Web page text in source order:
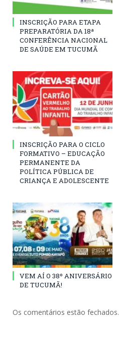
INSCRIÇÃO PARA ETAPA
PREPARATÓRIA DA 18ª
CONFERÊNCIA NACIONAL
DE SAÚDE EM TUCUMÃ
INSCRIÇÃO PARA O CICLO
FORMATIVO – EDUCAÇÃO
PERMANENTE DA
POLÍTICA PÚBLICA DE
CRIANÇA E ADOLESCENTE
VEM AÍ O 38º ANIVERSÁRIO
DE TUCUMÃ!
Os comentários estão fechados.